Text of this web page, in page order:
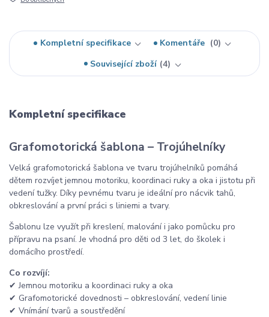
Kompletní specifikace Komentáře
0
Související zboží 4
Kompletní specifikace
Grafomotorická šablona – Trojúhelníky
Velká grafomotorická šablona ve tvaru trojúhelníků pomáhá
dětem rozvíjet jemnou motoriku, koordinaci ruky a oka i jistotu při
vedení tužky. Díky pevnému tvaru je ideální pro nácvik tahů,
obkreslování a první práci s liniemi a tvary.
Šablonu lze využít při kreslení, malování i jako pomůcku pro
přípravu na psaní. Je vhodná pro děti od 3 let, do školek i
domácího prostředí.
Co rozvíjí:
✔ Jemnou motoriku a koordinaci ruky a oka
✔ Grafomotorické dovednosti – obkreslování, vedení linie
✔ Vnímání tvarů a soustředění